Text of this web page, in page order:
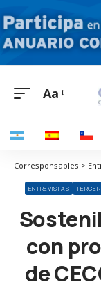
Aa
ENTREVISTAS
con
de